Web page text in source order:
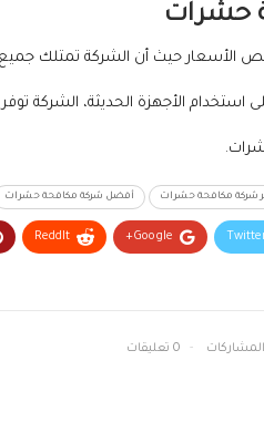
حشرات
الأسعار حيث أن الشركة تمتلك جميع
الأجهزة الحديثة، الشركة توفر
شركة مكافحة حشرات أفضل شركة مكافحة حشرات
Google+
ReddIt
0 تعليقات